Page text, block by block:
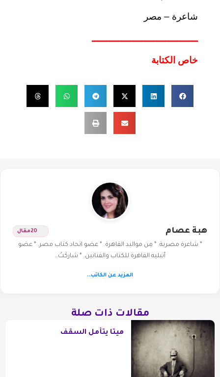
شاعرة – مصر
ــــــــــــــــــــــــــــــــــــ
خاص الكتابة
هبة عصام 20مقال
* شاعرة مصرية. * مِن مواليد القاهرة. * عضو اتحاد كتاب مصر. * عضو
أتيليه القاهرة للكتاب والفنانين. * شاركَتْ…
المزيد عن الكاتب..
مقالات ذات صلة
ميتا يتأمل السقف